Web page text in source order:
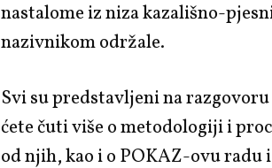
nastalome iz niza kazališno-
nazivnikom održale.
Svi su predstavljeni na
ćete čuti više o metodologiji i
od njih, kao i o POKAZ-ovu radu